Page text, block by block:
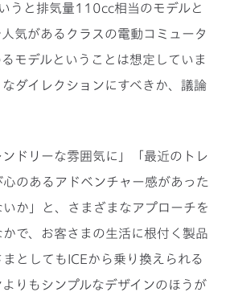
うと排気量110cc相当のモデルと
気があるクラスの電動コミュータ
モデルということは想定していま
ダイレクションにすべきか、議論
ドリーな雰囲気に」「最近のトレ
のあるアドベンチャー感があった
か」と、さまざまなアプローチを
で、お客さまの生活に根付く製品
としてもICEから乗り換えられる
りもシンプルなデザインのほうが